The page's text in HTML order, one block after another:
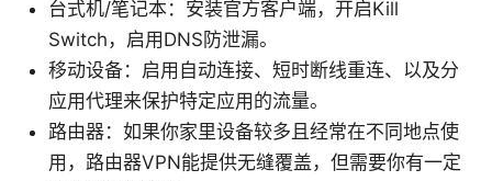
台式机/笔记本：安装官方客户端，开启Kill
Switch，启用DNS防泄漏。
移动设备：启用自动连接、短时断线重连、以及分
应用代理来保护特定应用的流量。
路由器：如果你家里设备较多且经常在不同地点使
用，路由器VPN能提供无缝覆盖，但需要你有一定